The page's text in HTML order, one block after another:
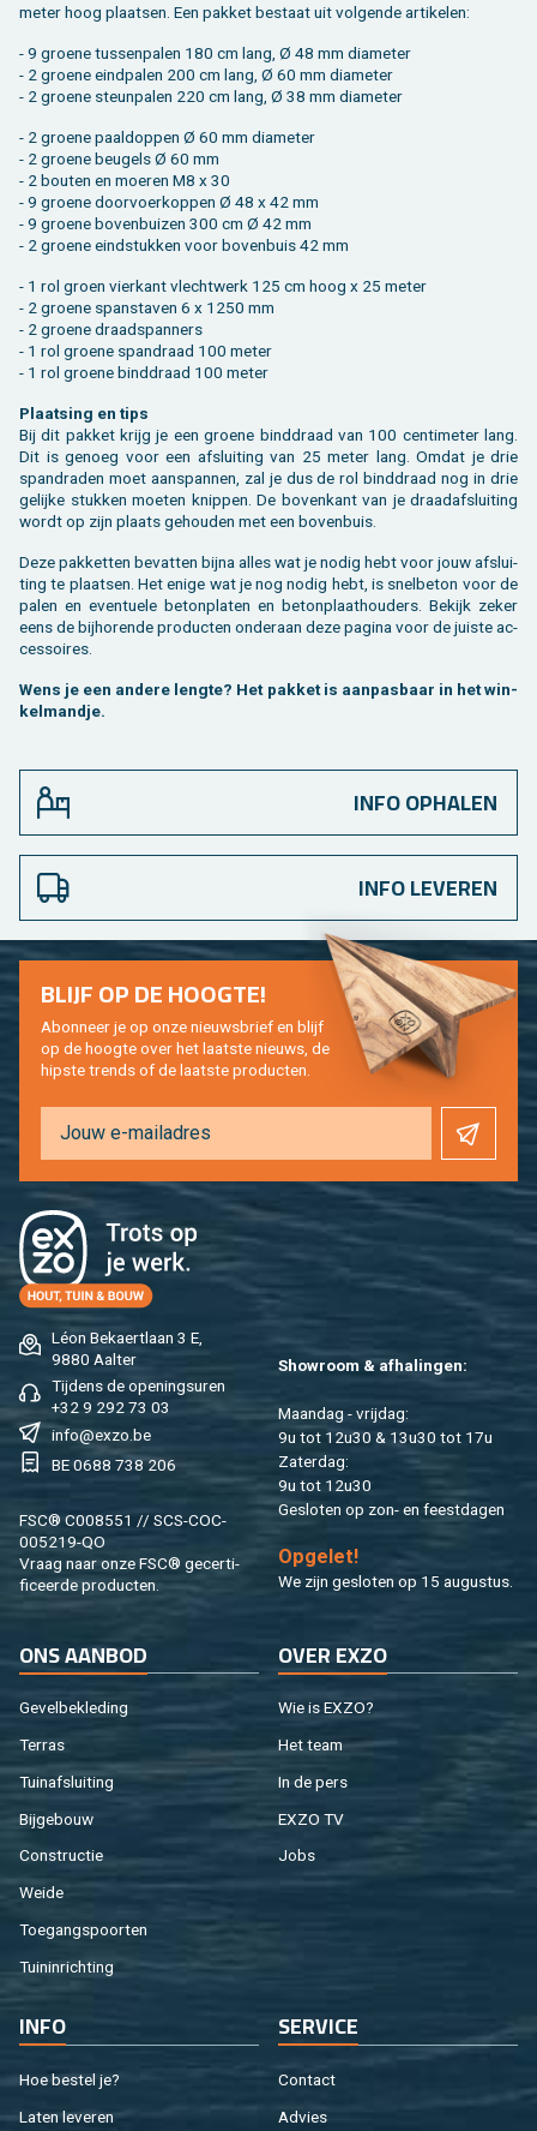
me­ter hoog plaat­sen. Een pak­ket be­staat uit vol­gen­de ar­ti­ke­len:
- 9 groe­ne tus­sen­pa­len 180 cm lang, Ø 48 mm dia­me­ter
- 2 groe­ne eind­pa­len 200 cm lang, Ø 60 mm dia­me­ter
- 2 groe­ne steun­pa­len 220 cm lang, Ø 38 mm dia­me­ter
- 2 groe­ne paaldop­pen Ø 60 mm dia­me­ter
- 2 groe­ne beu­gels Ø 60 mm
- 2 bou­ten en moe­ren M8 x 30
- 9 groe­ne door­voer­kop­pen Ø 48 x 42 mm
- 9 groe­ne bo­ven­bui­zen 300 cm Ø 42 mm
- 2 groe­ne eind­stuk­ken voor bo­ven­buis 42 mm
- 1 rol groen vier­kant vlecht­werk 125 cm hoog x 25 meter
- 2 groe­ne span­sta­ven 6 x 1250 mm
- 2 groe­ne draad­span­ners
- 1 rol groe­ne span­draad 100 meter
- 1 rol groe­ne bind­draad 100 meter
Plaat­sing en tips
Bij dit pak­ket krijg je een groe­ne bind­draad van 100 cen­ti­me­ter lang.
Dit is ge­noeg voor een af­slui­ting van 25 meter lang. Omdat je drie
span­dra­den moet aan­span­nen, zal je dus de rol bind­draad nog in drie
ge­lij­ke stuk­ken moe­ten knip­pen. De bo­ven­kant van je draad­af­slui­ting
wordt op zijn plaats ge­hou­den met een bo­ven­buis.
Deze pak­ket­ten be­vat­ten bijna alles wat je nodig hebt voor jouw af­slui­
ting te plaat­sen. Het enige wat je nog nodig hebt, is snel­be­ton voor de
palen en even­tu­e­le be­ton­pla­ten en be­ton­plaat­hou­ders. Be­kijk zeker
eens de bij­ho­ren­de pro­duc­ten on­der­aan deze pa­gi­na voor de juis­te ac­
ces­soi­res.
Wens je een an­de­re leng­te? Het pak­ket is aan­pas­baar in het win­
kel­mand­je.
INFO OPHALEN
INFO LEVEREN
Léon Be­kaert­laan 3 E,
9880 Aal­ter
Tij­dens de ope­nings­uren
+32 9 292 73 03
info@​exzo.​be
BE 0688 738 206
FSC® C008551 // SCS-COC-
005219-QO
Vraag naar onze FSC® ge­cer­ti­
fi­ceer­de pro­duc­ten.
Show­room & af­ha­lin­gen:
Maan­dag - vrij­dag:
9u tot 12u30 & 13u30 tot 17u
Za­ter­dag:
9u tot 12u30
Ge­slo­ten op zon- en feest­da­gen
Op­ge­let!
We zijn ge­slo­ten op 15 au­gus­tus.
BLIJF OP DE HOOG­TE!
Abon­neer je op onze nieuws­brief en blijf
op de hoog­te over het laat­ste nieuws, de
hip­s­te trends of de laat­ste pro­duc­ten.
ONS AAN­BOD
Ge­vel­be­kle­ding
Ter­ras
Tuin­af­slui­ting
Bij­ge­bouw
Con­struc­tie
Weide
Toe­gangs­poor­ten
Tuin­in­rich­ting
OVER EXZO
Wie is EXZO?
Het team
In de pers
EXZO TV
Jobs
INFO
Hoe be­stel je?
Laten le­ve­ren
SER­VI­CE
Con­tact
Ad­vies